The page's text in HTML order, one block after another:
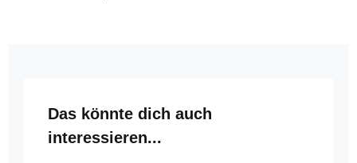
Produktgalerie überspringen
Das könnte dich auch
interessieren...